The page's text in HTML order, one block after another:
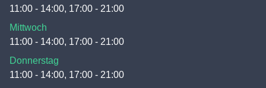
11:00 - 14:00, 17:00 - 21:00
Mittwoch
11:00 - 14:00, 17:00 - 21:00
Donnerstag
11:00 - 14:00, 17:00 - 21:00